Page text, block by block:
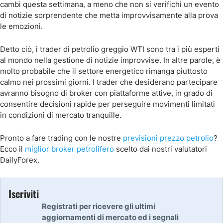
cambi questa settimana, a meno che non si verifichi un evento
di notizie sorprendente che metta improvvisamente alla prova
le emozioni.
Detto ciò, i trader di petrolio greggio WTI sono tra i più esperti
al mondo nella gestione di notizie improvvise. In altre parole, è
molto probabile che il settore energetico rimanga piuttosto
calmo nei prossimi giorni. I trader che desiderano partecipare
avranno bisogno di broker con piattaforme attive, in grado di
consentire decisioni rapide per perseguire movimenti limitati
in condizioni di mercato tranquille.
Pronto a fare trading con le nostre previsioni prezzo petrolio?
Ecco il miglior broker petrolifero scelto dai nostri valutatori
DailyForex.
Iscriviti
Registrati per ricevere gli ultimi
aggiornamenti di mercato ed i segnali